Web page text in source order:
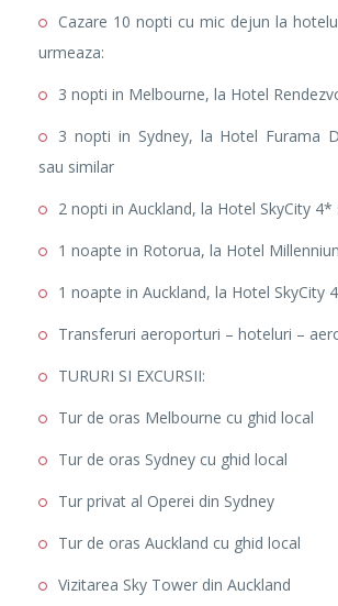
Cazare 10 nopti cu mic dejun la
urmeaza:
3 nopti in Melbourne, la Hotel
3 nopti in Sydney, la Hotel Furama
sau similar
2 nopti in Auckland, la Hotel SkyCity 4*
1 noapte in Rotorua, la Hotel
1 noapte in Auckland, la Hotel SkyCity
Transferuri aeroporturi – hoteluri –
TURURI SI EXCURSII:
Tur de oras Melbourne cu ghid local
Tur de oras Sydney cu ghid local
Tur privat al Operei din Sydney
Tur de oras Auckland cu ghid local
Vizitarea Sky Tower din Auckland